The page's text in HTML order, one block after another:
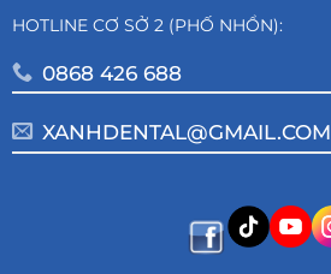
HOTLINE CƠ SỞ 2 (PHỐ NHỔN):
0868 426 688
XANHDENTAL@GMAIL.COM